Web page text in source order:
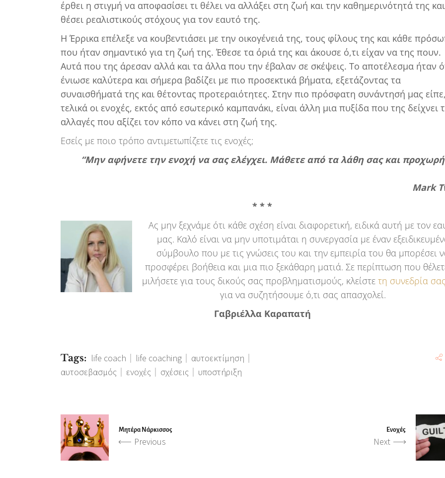
έρθει η στιγμή να αποφασίσει τι θέλει να αλλάξει στη ζωή και την καθημερινότητά της
θέσει ρεαλιστικούς στόχους για τον εαυτό της.
Η Έρρικα επέλεξε να κουβεντιάσει με την οικογένειά της, τους φίλους της και κάθε
που ήταν σημαντικό για τη ζωή της. Έθεσε τα όριά της και άκουσε ό,τι είχαν να της πουν.
Αυτά που της άρεσαν αλλά και τα άλλα που την έβαλαν σε σκέψεις. Το αποτέλεσμα ήταν
ένιωσε καλύτερα και σήμερα βαδίζει με πιο προσεκτικά βήματα, εξετάζοντας τα
συναισθήματά της και θέτοντας προτεραιότητες. Στην πιο πρόσφατη συνάντησή μας
τελικά οι ενοχές, εκτός από εσωτερικό καμπανάκι, είναι άλλη μια πυξίδα που της δείχνει
αλλαγές που αξίζει τον κόπο να κάνει στη ζωή της.
Εσείς με ποιο τρόπο αντιμετωπίζετε τις ενοχές;
“Μην αφήνετε την ενοχή να σας ελέγχει. Μάθετε από τα λάθη σας και
Mark
* * *
Ας μην ξεχνάμε ότι κάθε σχέση είναι διαφορετική, ειδικά αυτή με τον
μας. Καλό είναι να μην υποτιμάται η συνεργασία με έναν
σύμβουλο που με τις γνώσεις του και την εμπειρία του θα μπορέσει
προσφέρει βοήθεια και μια πιο ξεκάθαρη ματιά. Σε περίπτωση που
μιλήσετε για τους δικούς σας προβληματισμούς, κλείστετη συνεδρία
για να συζητήσουμε ό,τι σας απασχολεί.
Γαβριέλλα Καραπατή
Tags: life coach life coaching
αυτοεκτίμηση
αυτοσεβασμός
ενοχές σχέσεις υποστήριξη
Μητέρα Νάρκισσος
Previous
Ενοχές
Next